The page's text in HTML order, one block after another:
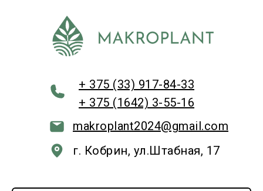
+ 375 (33) 917-84-33
makroplant2024@gmail.com
г. Кобрин, ул.Штабная, 17
+ 375 (1642) 3-55-16